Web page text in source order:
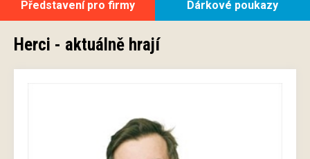
Představení pro firmy Dárkové poukazy
Herci - aktuálně hrají